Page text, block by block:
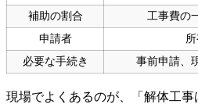
補助の割合
工事費の
申請者
必要な手続き
事前申請、
現場でよくあるのが、「解体工